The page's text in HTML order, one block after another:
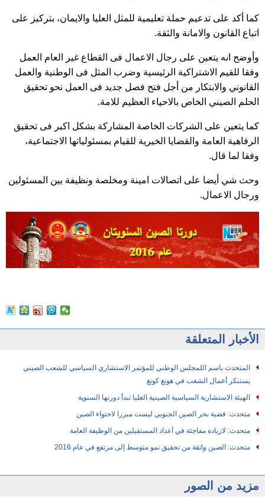
كما أكد على تدعيم حملة تعليمية للمثل العليا والايمان، بتركيز على
اتباع القانون والامانة والثقة.
وأوضح انه يتعين على رجال الاعمال فى القطاع غير العام العمل
وفقا للقيم الاشتراكية الرئيسية وضرب المثل فى الوطنية والعمل
القانوني والابتكار من أجل فتح فصل جديد فى العمل نحو تحقيق
الحلم الصيني الخاص بالاحياء العظيم للامة.
كما يتعين على الشركات الخاصة المشاركة بشكل اكبر فى تحقيق
الرفاهية العامة والقضايا الخيرية للقيام بمسئولياتها الاجتماعية،
وفقا لما قال.
وحث شي أيضا على اتصالات امينة ومخلصة ونظيفة بين المسئولين
ورجال الاعمال.
الأخبار المتعلقة
المتحدث باسم اللمجلس الوطني للمؤتمر الاستشاري السياسي للشعب الصيني
يستنكر أعمال الشغب في هونغ كونغ
الهيئة الاستشارية السياسية الصينية العليا تبدأ دورتها السنوية
متحدث: قضية بحر الصين الجنوبي ليست مبررا لاحتواء الصين
متحدث: لازيادة مفاجئة في أعداد المستقيلين من الوظيفة العامة
متحدث: الصين واثقة من تحقيق نمو متوسط إلى مرتفع في عام 2016
مزيد من الصور